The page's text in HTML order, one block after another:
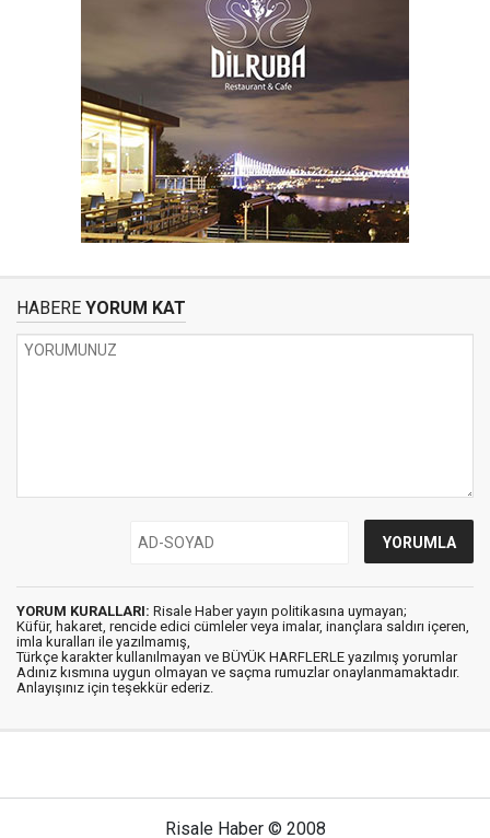
HABERE YORUM KAT
YORUM KURALLARI: Risale Haber yayın politikasına uymayan;
Küfür, hakaret, rencide edici cümleler veya imalar, inançlara saldırı içeren,
imla kuralları ile yazılmamış,
Türkçe karakter kullanılmayan ve BÜYÜK HARFLERLE yazılmış yorumlar
Adınız kısmına uygun olmayan ve saçma rumuzlar onaylanmamaktadır.
Anlayışınız için teşekkür ederiz.
Risale Haber © 2008